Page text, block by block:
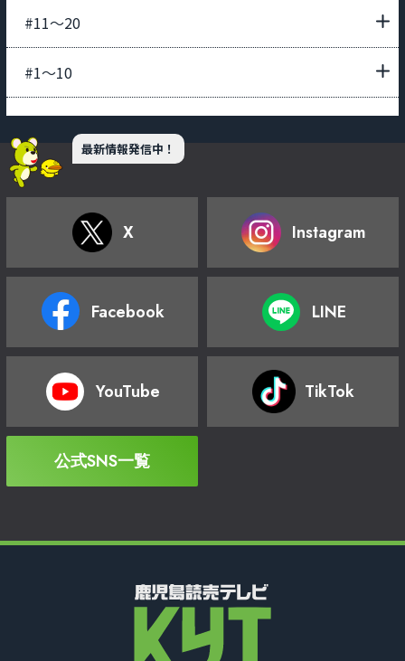
#11〜20
#1〜10
最新情報発信中！
X Instagram
Facebook LINE
YouTube TikTok
公式SNS一覧